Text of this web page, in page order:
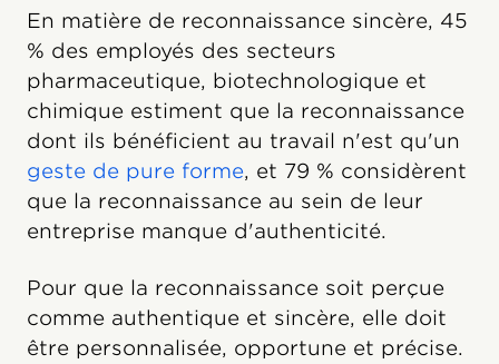
En matière de reconnaissance sincère, 45
% des employés des secteurs
pharmaceutique, biotechnologique et
chimique estiment que la reconnaissance
dont ils bénéficient au travail n'est qu'un
geste de pure forme, et 79 % considèrent
que la reconnaissance au sein de leur
entreprise manque d'authenticité.
Pour que la reconnaissance soit perçue
comme authentique et sincère, elle doit
être personnalisée, opportune et précise.